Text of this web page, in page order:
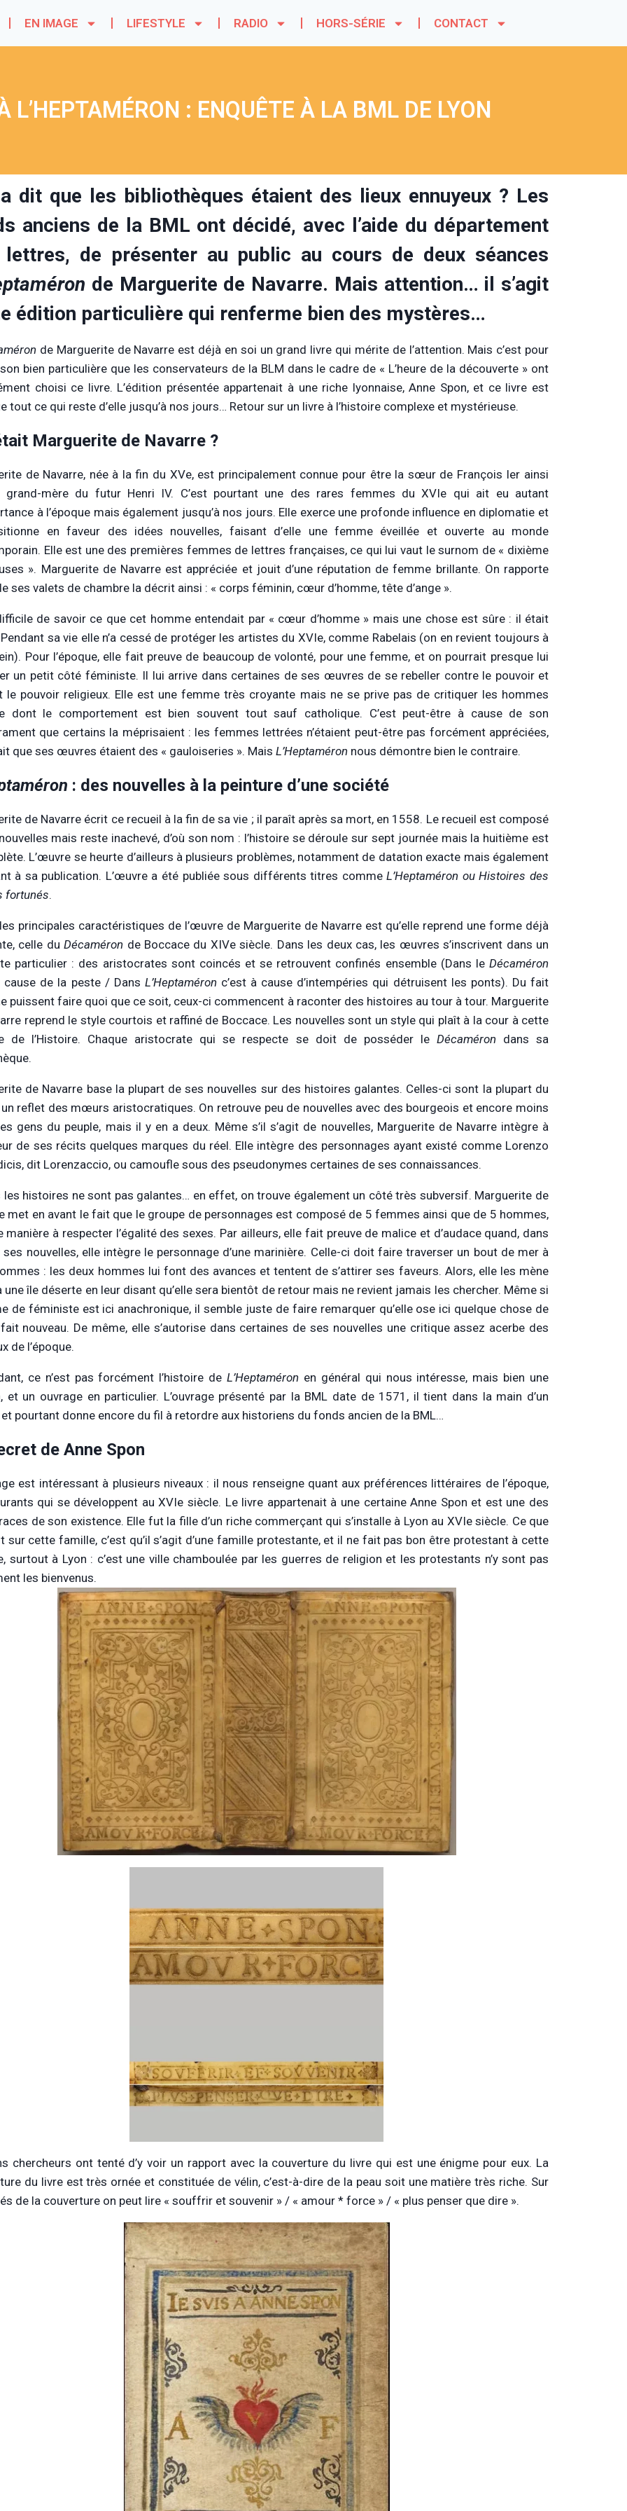
EN IMAGE LIFESTYLE RADIO HORS-SÉRIE CONTACT
L’HEPTAMÉRON : ENQUÊTE À LA BML DE LYON
dit que les bibliothèques étaient des lieux ennuyeux ? Les
anciens de la BML ont décidé, avec l’aide du département
lettres, de présenter au public au cours de deux séances
de Marguerite de Navarre. Mais attention… il s’agit
édition particulière qui renferme bien des mystères…
de Marguerite de Navarre est déjà en soi un grand livre qui mérite de l’attention. Mais c’est pour
bien particulière que les conservateurs de la BLM dans le cadre de « L’heure de la découverte » ont
choisi ce livre. L’édition présentée appartenait à une riche lyonnaise, Anne Spon, et ce livre est
tout ce qui reste d’elle jusqu’à nos jours… Retour sur un livre à l’histoire complexe et mystérieuse.
Marguerite de Navarre ?
de Navarre, née à la fin du XVe, est principalement connue pour être la sœur de François Ier ainsi
grand-mère du futur Henri IV. C’est pourtant une des rares femmes du XVIe qui ait eu autant
à l’époque mais également jusqu’à nos jours. Elle exerce une profonde influence en diplomatie et
en faveur des idées nouvelles, faisant d’elle une femme éveillée et ouverte au monde
Elle est une des premières femmes de lettres françaises, ce qui lui vaut le surnom de « dixième
». Marguerite de Navarre est appréciée et jouit d’une réputation de femme brillante. On rapporte
ses valets de chambre la décrit ainsi : « corps féminin, cœur d’homme, tête d’ange ».
de savoir ce que cet homme entendait par « cœur d’homme » mais une chose est sûre : il était
sa vie elle n’a cessé de protéger les artistes du XVIe, comme Rabelais (on en revient toujours à
Pour l’époque, elle fait preuve de beaucoup de volonté, pour une femme, et on pourrait presque lui
un petit côté féministe. Il lui arrive dans certaines de ses œuvres de se rebeller contre le pouvoir et
le pouvoir religieux. Elle est une femme très croyante mais ne se prive pas de critiquer les hommes
dont le comportement est bien souvent tout sauf catholique. C’est peut-être à cause de son
que certains la méprisaient : les femmes lettrées n’étaient peut-être pas forcément appréciées,
que ses œuvres étaient des « gauloiseries ». Mais L’Heptaméron nous démontre bien le contraire.
: des nouvelles à la peinture d’une société
de Navarre écrit ce recueil à la fin de sa vie ; il paraît après sa mort, en 1558. Le recueil est composé
mais reste inachevé, d’où son nom : l’histoire se déroule sur sept journée mais la huitième est
L’œuvre se heurte d’ailleurs à plusieurs problèmes, notamment de datation exacte mais également
à sa publication. L’œuvre a été publiée sous différents titres commeL’Heptaméron ou Histoires des
fortunés.
principales caractéristiques de l’œuvre de Marguerite de Navarre est qu’elle reprend une forme déjà
celle duDécaméron de Boccace du XIVe siècle. Dans les deux cas, les œuvres s’inscrivent dans un
particulier : des aristocrates sont coincés et se retrouvent confinés ensemble (Dans le Décaméron
cause de la peste / Dans L’Heptaméron c’est à cause d’intempéries qui détruisent les ponts). Du fait
puissent faire quoi que ce soit, ceux-ci commencent à raconter des histoires au tour à tour. Marguerite
reprend le style courtois et raffiné de Boccace. Les nouvelles sont un style qui plaît à la cour à cette
de l’Histoire. Chaque aristocrate qui se respecte se doit de posséder le Décaméron dans sa
de Navarre base la plupart de ses nouvelles sur des histoires galantes. Celles-ci sont la plupart du
reflet des mœurs aristocratiques. On retrouve peu de nouvelles avec des bourgeois et encore moins
gens du peuple, mais il y en a deux. Même s’il s’agit de nouvelles, Marguerite de Navarre intègre à
de ses récits quelques marques du réel. Elle intègre des personnages ayant existé comme Lorenzo
dit Lorenzaccio, ou camoufle sous des pseudonymes certaines de ses connaissances.
les histoires ne sont pas galantes… en effet, on trouve également un côté très subversif. Marguerite de
met en avant le fait que le groupe de personnages est composé de 5 femmes ainsi que de 5 hommes,
manière à respecter l’égalité des sexes. Par ailleurs, elle fait preuve de malice et d’audace quand, dans
ses nouvelles, elle intègre le personnage d’une marinière. Celle-ci doit faire traverser un bout de mer à
: les deux hommes lui font des avances et tentent de s’attirer ses faveurs. Alors, elle les mène
une île déserte en leur disant qu’elle sera bientôt de retour mais ne revient jamais les chercher. Même si
de féministe est ici anachronique, il semble juste de faire remarquer qu’elle ose ici quelque chose de
nouveau. De même, elle s’autorise dans certaines de ses nouvelles une critique assez acerbe des
de l’époque.
ce n’est pas forcément l’histoire deL’Heptaméron en général qui nous intéresse, mais bien une
et un ouvrage en particulier. L’ouvrage présenté par la BML date de 1571, il tient dans la main d’un
pourtant donne encore du fil à retordre aux historiens du fonds ancien de la BML…
de Anne Spon
est intéressant à plusieurs niveaux : il nous renseigne quant aux préférences littéraires de l’époque,
qui se développent au XVIe siècle. Le livre appartenait à une certaine Anne Spon et est une des
de son existence. Elle fut la fille d’un riche commerçant qui s’installe à Lyon au XVIe siècle. Ce que
sur cette famille, c’est qu’il s’agit d’une famille protestante, et il ne fait pas bon être protestant à cette
surtout à Lyon : c’est une ville chamboulée par les guerres de religion et les protestants n’y sont pas
les bienvenus.
chercheurs ont tenté d’y voir un rapport avec la couverture du livre qui est une énigme pour eux. La
du livre est très ornée et constituée de vélin, c’est-à-dire de la peau soit une matière très riche. Sur
de la couverture on peut lire « souffrir et souvenir » / « amour * force » / « plus penser que dire ».